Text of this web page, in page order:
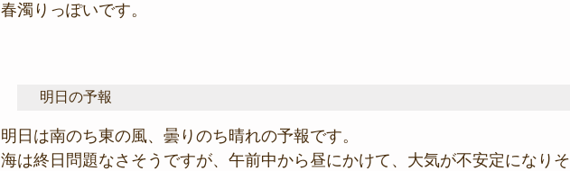
春濁りっぽいです。
明日の予報
明日は南のち東の風、曇りのち晴れの予報です。
海は終日問題なさそうですが、午前中から昼にかけて、大気が不安定になりそ